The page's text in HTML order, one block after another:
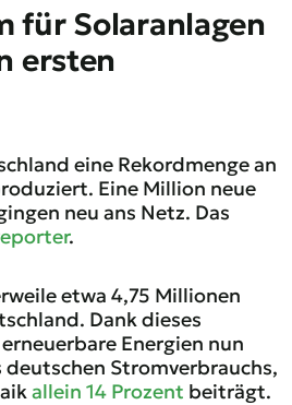
für Solaranlagen
ersten
eine Rekordmenge an
Eine Million neue
neu ans Netz. Das
.
etwa 4,75 Millionen
Dank dieses
Energien nun
deutschen Stromverbrauchs,
allein 14 Prozent beiträgt.